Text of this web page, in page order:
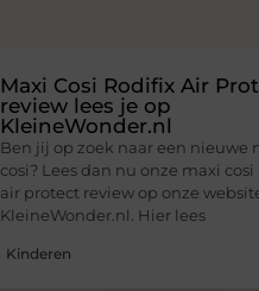
Maxi Cosi Rodifix Air
review lees je op
KleineWonder.nl
Ben jij op zoek naar een nieuwe
cosi? Lees dan nu onze maxi
air protect review op onze
KleineWonder.nl. Hier lees
Kinderen